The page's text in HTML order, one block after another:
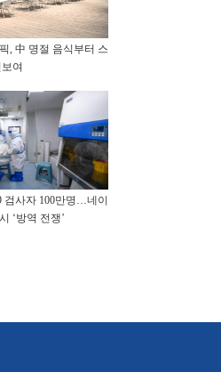
, 中 명절 음식부터 스
여
검사자 100만명…네이
‘방역 전쟁’